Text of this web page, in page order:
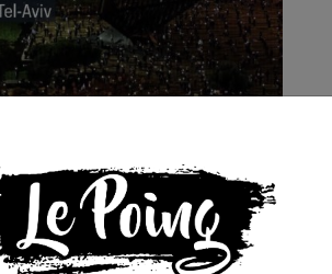
ont manifesté en respectant
sécurité, à Tel-Aviv le 19 avril,